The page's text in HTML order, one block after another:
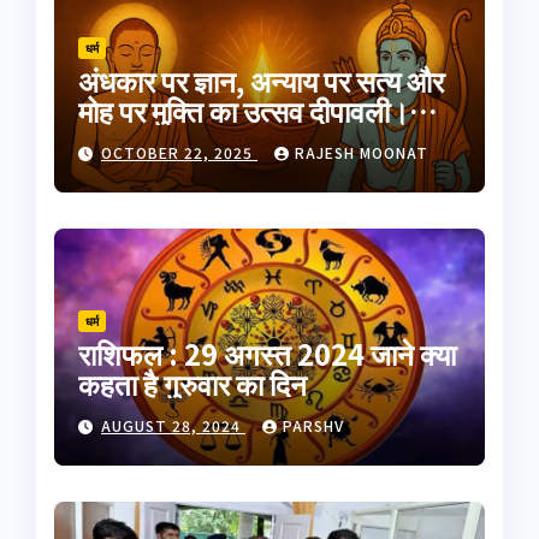
धर्म
अंधकार पर ज्ञान, अन्याय पर सत्य और
मोह पर मुक्ति का उत्सव दीपावली।
भारतीय परंपरा का यह त्योहार
आत्मप्रकाश का प्रतीक है
OCTOBER 22, 2025 RAJESH MOONAT
धर्म
राशिफल : 29 अगस्त 2024 जाने क्या
कहता है गुरुवार का दिन
AUGUST 28, 2024 PARSHV